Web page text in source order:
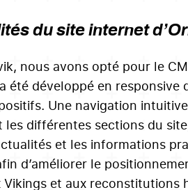
du site internet
nous avons opté pour le
été développé en responsive
Une navigation
différentes sections du
et les informations
d’améliorer le
et aux reconstitutions